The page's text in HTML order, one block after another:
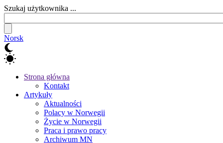
Szukaj użytkownika ...
Norsk
Strona główna
Kontakt
Artykuły
Aktualności
Polacy w Norwegii
Życie w Norwegii
Praca i prawo pracy
Archiwum MN